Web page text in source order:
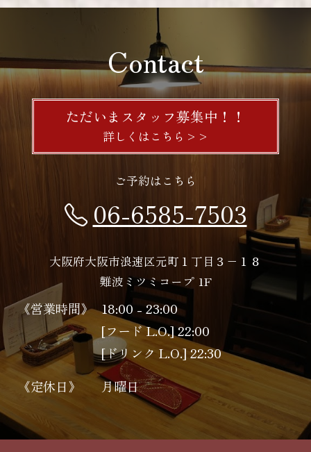
Contact
ただいまスタッフ募集中！！
詳しくはこちら>>
ご予約はこちら
06-6585-7503
大阪府大阪市浪速区元町１丁目３−１８
難波ミツミコープ 1F
《営業時間》 18:00 - 23:00
[フード L.O.] 22:00
[ドリンク L.O.] 22:30
《定休日》
月曜日